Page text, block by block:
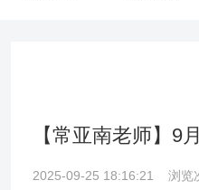
份。 曾为1000多位职场精英
计能力，帮助培训师梳理打造
【常亚南老师】
2025-09-25 18:16:21 浏览